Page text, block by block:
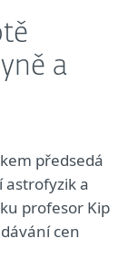
a
předsedá
astrofyzik a
profesor Kip
cen